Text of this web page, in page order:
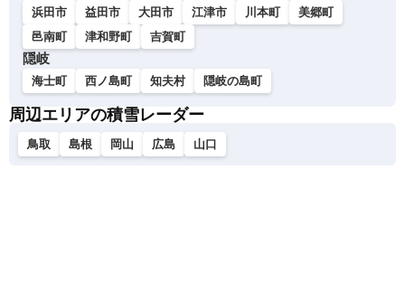
浜田市 益田市 大田市 江津市 川本町
美郷町
邑南町
津和野町 吉賀町
隠岐
海士町 西ノ島町 知夫村 隠岐の島町
周辺エリアの積雪レーダー
鳥取 島根 岡山 広島 山口